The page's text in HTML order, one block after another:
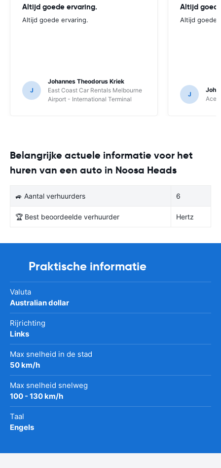
Altijd goede ervaring.
Altijd goede ervaring.
J
Johannes Theodorus Kriek
East Coast Car Rentals Melbourne
Airport - International Terminal
Altijd
Altijd goede
J
Ace
Belangrijke actuele informatie voor het
huren van een auto in Noosa Heads
🚙 Aantal verhuurders 6
🏆 Best beoordeelde verhuurder Hertz
Praktische informatie
Valuta
Australian dollar
Rijrichting
Links
Max snelheid in de stad
50 km/h
Max snelheid snelweg
100 - 130 km/h
Taal
Engels